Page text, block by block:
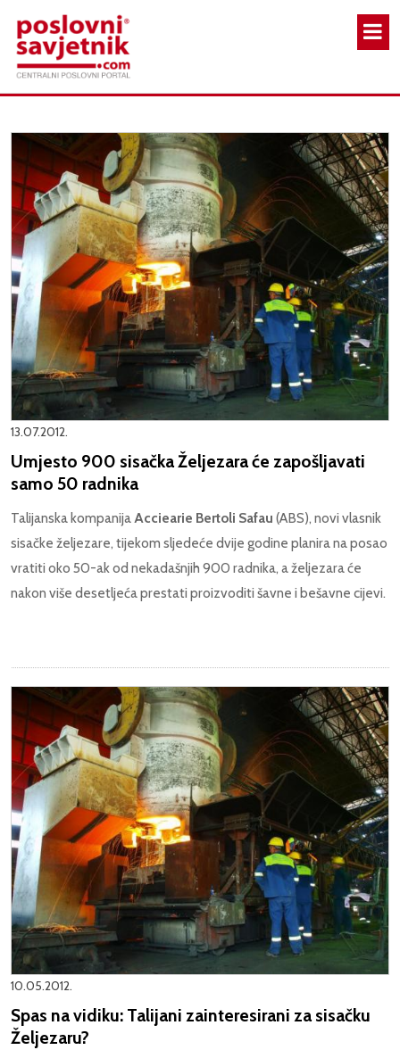
13.07.2012.
Umjesto 900 sisačka Željezara će zapošljavati
samo 50 radnika
Talijanska kompanijaAcciearie Bertoli Safau (ABS), novi vlasnik
sisačke željezare, tijekom sljedeće dvije godine planira na posao
vratiti oko 50-ak od nekadašnjih 900 radnika, a željezara će
nakon više desetljeća prestati proizvoditi šavne i bešavne cijevi.
10.05.2012.
Spas na vidiku: Talijani zainteresirani za sisačku
Željezaru?